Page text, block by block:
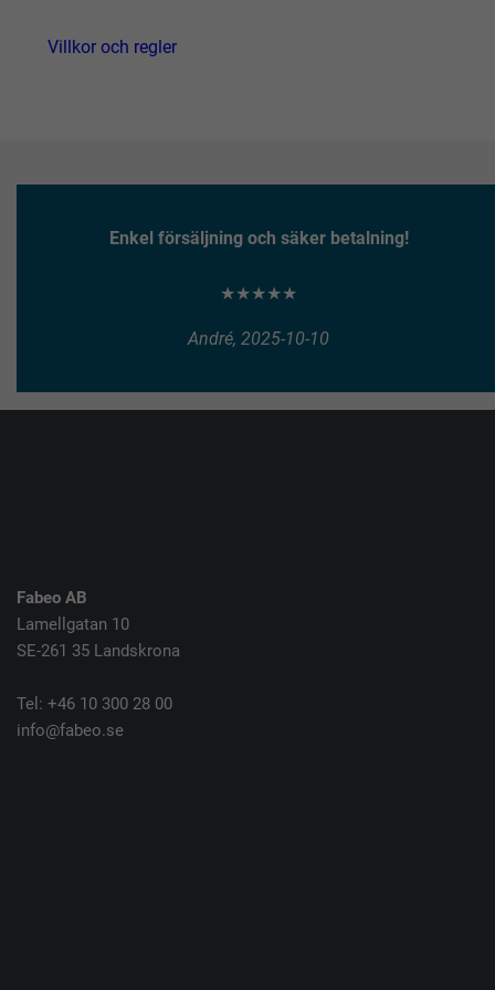
Villkor och regler
Enkel försäljning och säker betalning!
★★★★★
André, 2025-10-10
Fabeo AB
Lamellgatan 10
SE-261 35 Landskrona
Tel: +46 10 300 28 00
info@fabeo.se